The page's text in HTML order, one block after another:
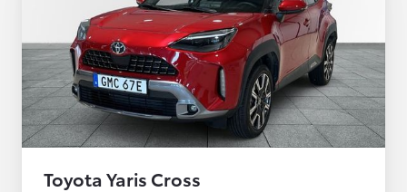
Toyota Yaris Cross